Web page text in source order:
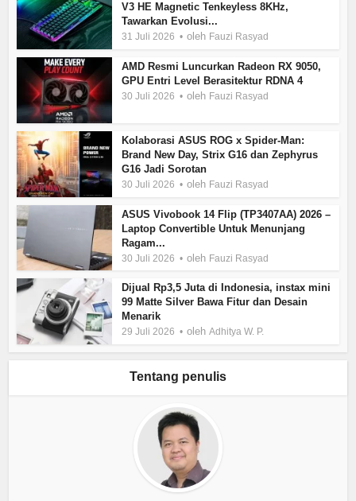
V3 HE Magnetic Tenkeyless 8KHz,
Tawarkan Evolusi...
31 Juli 2026 oleh Fauzi Rasyad
AMD Resmi Luncurkan Radeon RX 9050,
GPU Entri Level Berasitektur RDNA 4
30 Juli 2026 oleh Fauzi Rasyad
Kolaborasi ASUS ROG x Spider-Man:
Brand New Day, Strix G16 dan Zephyrus
G16 Jadi Sorotan
30 Juli 2026 oleh Fauzi Rasyad
ASUS Vivobook 14 Flip (TP3407AA) 2026 –
Laptop Convertible Untuk Menunjang
Ragam...
30 Juli 2026 oleh Fauzi Rasyad
Dijual Rp3,5 Juta di Indonesia, instax mini
99 Matte Silver Bawa Fitur dan Desain
Menarik
29 Juli 2026 olehAdhitya W. P.
Tentang penulis